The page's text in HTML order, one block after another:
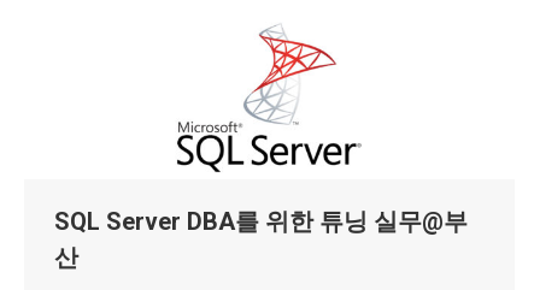
SQL Server DBA를 위한 튜닝 실무@부
산